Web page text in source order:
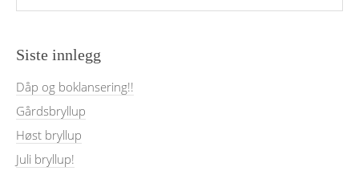
Siste innlegg
Dåp og boklansering!!
Gårdsbryllup
Høst bryllup
Juli bryllup!